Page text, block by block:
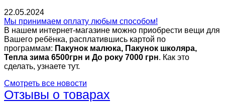
22.05.2024
Мы принимаем оплату любым способом!
В нашем интернет-магазине можно приобрести вещи для
Вашего ребёнка, расплатившись картой по
программам: Пакунок малюка, Пакунок школяра,
Тепла зима 6500грн и До року 7000 грн. Как это
сделать, узнаете тут.
Смотреть все новости
Отзывы о товарах